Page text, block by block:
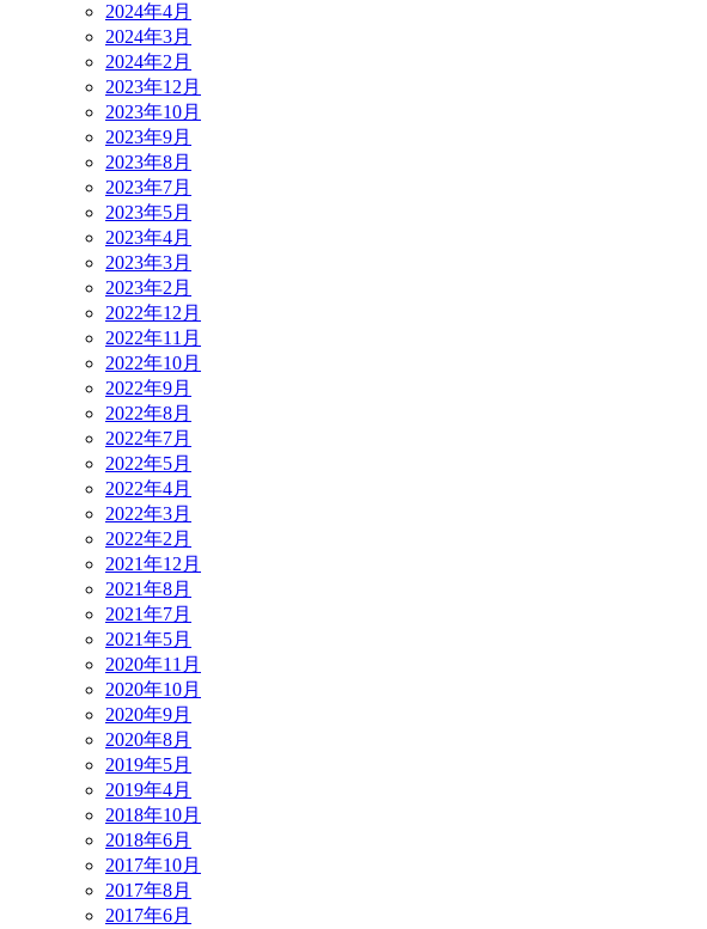
2024年4月
2024年3月
2024年2月
2023年12月
2023年10月
2023年9月
2023年8月
2023年7月
2023年5月
2023年4月
2023年3月
2023年2月
2022年12月
2022年11月
2022年10月
2022年9月
2022年8月
2022年7月
2022年5月
2022年4月
2022年3月
2022年2月
2021年12月
2021年8月
2021年7月
2021年5月
2020年11月
2020年10月
2020年9月
2020年8月
2019年5月
2019年4月
2018年10月
2018年6月
2017年10月
2017年8月
2017年6月